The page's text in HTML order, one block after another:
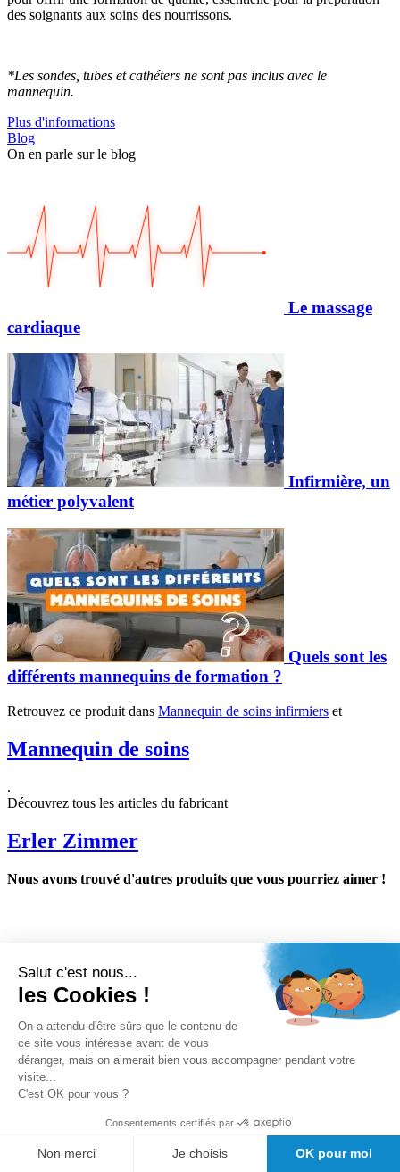
des soignants aux soins des nourrissons.
*Les sondes, tubes et cathéters ne sont pas inclus avec le
mannequin.
Plus d'informations
Blog
On en parle sur le blog
Le massage
cardiaque
Infirmière, un
métier polyvalent
Quels sont les
différents mannequins de formation ?
Retrouvez ce produit dans Mannequin de soins infirmiers et
Mannequin de soins
.
Découvrez tous les articles du fabricant
Erler Zimmer
Nous avons trouvé d'autres produits que vous pourriez aimer !
Conseil avant vente
Meilleurs prix du web
Expedition sous 24/48h
Des
milliers de références de marque au meilleur prix.
Satisfaction client Girodmedical
Salut c'est nous...
les Cookies !
On a attendu d'être sûrs que le contenu de
ce site vous intéresse avant de vous
déranger, mais on aimerait bien vous accompagner pendant votre
visite...
C'est OK pour vous ?
Consentements certifiés par
Non merci Je choisis OK pour moi